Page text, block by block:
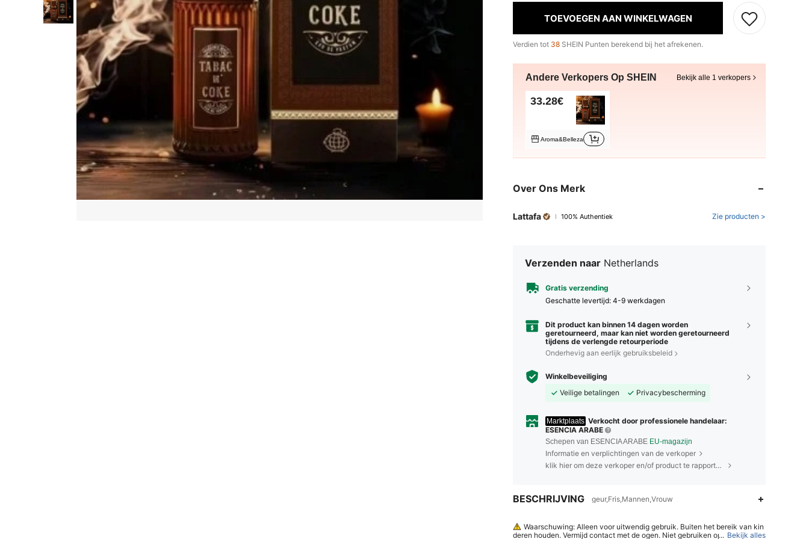
TOEVOEGEN AAN WINKELWAGEN
Verdien tot 38 SHEIN Punten berekend bij het afrekenen.
Andere Verkopers Op SHEIN Bekijk alle 1 verkopers
33.28€
Aroma&Belleza
Over Ons Merk
Lattafa 100% Authentiek Zie producten >
Verzenden naar Netherlands
Gratis verzending
Geschatte levertijd: 4-9 werkdagen
Dit product kan binnen 14 dagen worden
geretourneerd, maar kan niet worden geretourneerd
tijdens de verlengde retourperiode
Onderhevig aan eerlijk gebruiksbeleid
Winkelbeveiliging
Veilige betalingen
Privacybescherming
Marktplaats Verkocht door professionele handelaar:
ESENCIA ARABE
Schepen van ESENCIA ARABE EU-magazijn
Informatie en verplichtingen van de verkoper
klik hier om deze verkoper en/of product te rapporteren.
BESCHRIJVING geur,Fris,Mannen,Vrouw
Waarschuwing: Alleen voor uitwendig gebruik. Buiten het bereik van kin
deren houden. Vermijd contact met de ogen. Niet gebruiken op een bescha
... Bekijk alles